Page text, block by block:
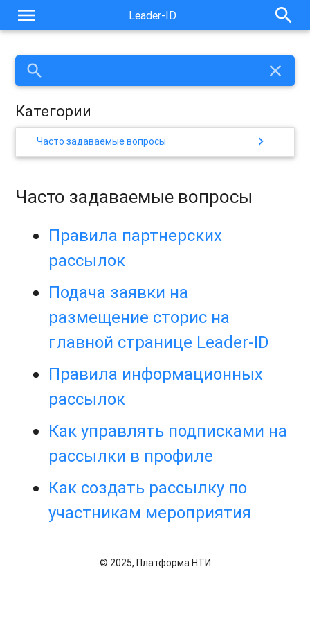
menu Leader-ID search
search close
Категории
Часто задаваемые вопросы chevron_right
Часто задаваемые вопросы
Правила партнерских
рассылок
Подача заявки на
размещение сторис на
главной странице Leader-ID
Правила информационных
рассылок
Как управлять подписками на
рассылки в профиле
Как создать рассылку по
участникам мероприятия
© 2025, Платформа НТИ